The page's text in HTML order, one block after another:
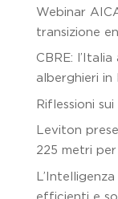
Webinar
transizione
CBRE:
alberghieri in
Riflessioni
Leviton
225 metri
efficienti e